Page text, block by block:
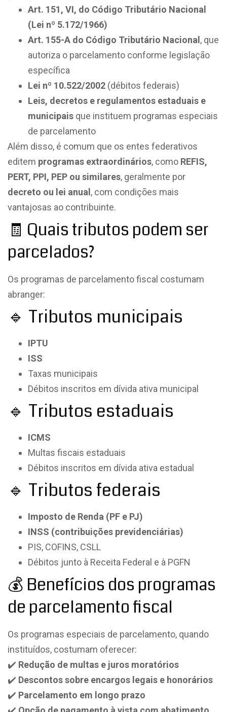
Art. 151, VI, do Código Tributário Nacional
(Lei nº 5.172/1966)
Art. 155-A do Código Tributário Nacional , que
autoriza o parcelamento conforme legislação
específica
Lei nº 10.522/2002 (débitos federais)
Leis, decretos e regulamentos estaduais e
municipais que instituem programas especiais
de parcelamento
Além disso, é comum que os entes federativos
editem programas extraordinários, como REFIS,
PERT, PPI, PEP ou similares, geralmente por
decreto ou lei anual , com condições mais
vantajosas ao contribuinte.
🧾 Quais tributos podem ser
parcelados?
Os programas de parcelamento fiscal costumam
abranger:
🔹 Tributos municipais
IPTU
ISS
Taxas municipais
Débitos inscritos em dívida ativa municipal
🔹 Tributos estaduais
ICMS
Multas fiscais estaduais
Débitos inscritos em dívida ativa estadual
🔹 Tributos federais
Imposto de Renda (PF e PJ)
INSS (contribuições previdenciárias)
PIS, COFINS, CSLL
Débitos junto à Receita Federal e à PGFN
💰 Benefícios dos programas
de parcelamento fiscal
Os programas especiais de parcelamento, quando
instituídos, costumam oferecer:
✔️ Redução de multas e juros moratórios
✔️ Descontos sobre encargos legais e honorários
✔️ Parcelamento em longo prazo